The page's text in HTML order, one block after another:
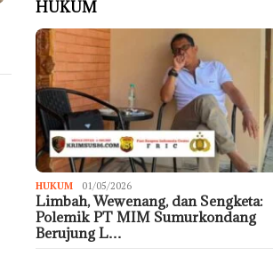
HUKUM
HUKUM 01/05/2026
Limbah, Wewenang, dan Sengketa:
Polemik PT MIM Sumurkondang
Berujung L…